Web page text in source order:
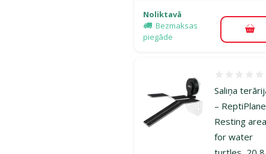
Noliktavā
Bezmaksas
piegāde
Saliņa
–
Resting
for water